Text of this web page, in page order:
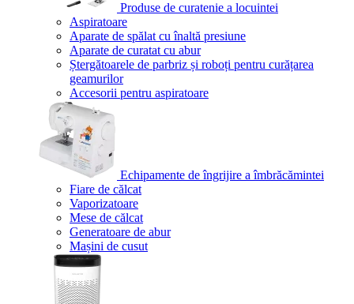
Produse de curatenie a locuintei
Aspiratoare
Aparate de spălat cu înaltă presiune
Aparate de curatat cu abur
Ștergătoarele de parbriz și roboți pentru curățarea
geamurilor
Accesorii pentru aspiratoare
Echipamente de îngrijire a îmbrăcămintei
Fiare de călcat
Vaporizatoare
Mese de călcat
Generatoare de abur
Mașini de cusut